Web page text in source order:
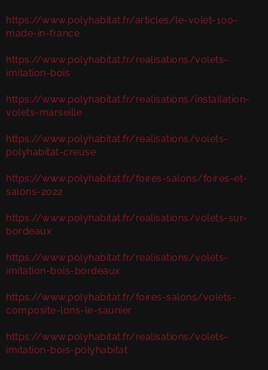
https://www.polyhabitat.fr/articles/le-volet-100-
made-in-france
https://www.polyhabitat.fr/realisations/volets-
imitation-bois
https://www.polyhabitat.fr/realisations/installation-
volets-marseille
https://www.polyhabitat.fr/realisations/volets-
polyhabitat-creuse
https://www.polyhabitat.fr/foires-salons/foires-et-
salons-2022
https://www.polyhabitat.fr/realisations/volets-sur-
bordeaux
https://www.polyhabitat.fr/realisations/volets-
imitation-bois-bordeaux
https://www.polyhabitat.fr/foires-salons/volets-
composite-lons-le-saunier
https://www.polyhabitat.fr/realisations/volets-
imitation-bois-polyhabitat